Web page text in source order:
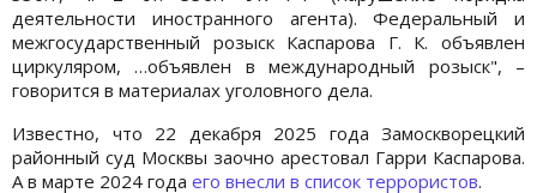
деятельности иностранного агента). Федеральный и
межгосударственный розыск Каспарова Г. К. объявлен
циркуляром, …объявлен в международный розыск", –
говорится в материалах уголовного дела.
Известно, что 22 декабря 2025 года Замоскворецкий
районный суд Москвы заочно арестовал Гарри Каспарова.
А в марте 2024 года его внесли в список террористов.